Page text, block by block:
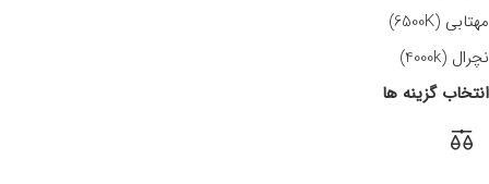
مهتابی (6500K)
نچرال (4000k)
انتخاب گزینه ها